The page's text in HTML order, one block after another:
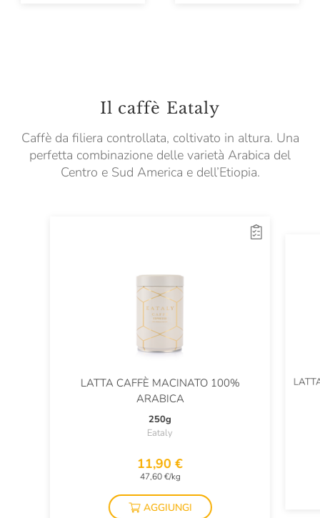
Il caffè Eataly
Caffè da filiera controllata, coltivato in altura. Una
perfetta combinazione delle varietà Arabica del
Centro e Sud America e dell’Etiopia.
LATTA CAFFÈ MACINATO 100%
ARABICA
250g
Eataly
11,90 €
47,60 €/kg
AGGIUNGI